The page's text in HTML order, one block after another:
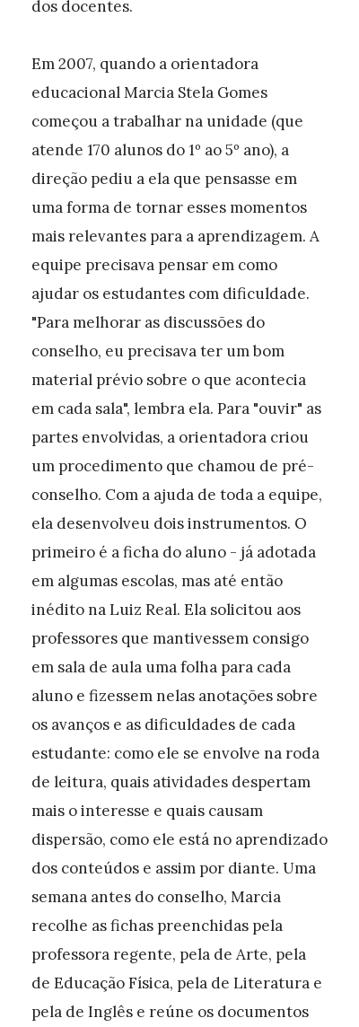
dos docentes.
Em 2007, quando a orientadora
educacional Marcia Stela Gomes
começou a trabalhar na unidade (que
atende 170 alunos do 1º ao 5º ano), a
direção pediu a ela que pensasse em
uma forma de tornar esses momentos
mais relevantes para a aprendizagem. A
equipe precisava pensar em como
ajudar os estudantes com dificuldade.
"Para melhorar as discussões do
conselho, eu precisava ter um bom
material prévio sobre o que acontecia
em cada sala", lembra ela. Para "ouvir" as
partes envolvidas, a orientadora criou
um procedimento que chamou de pré-
conselho. Com a ajuda de toda a equipe,
ela desenvolveu dois instrumentos. O
primeiro é a ficha do aluno - já adotada
em algumas escolas, mas até então
inédito na Luiz Real. Ela solicitou aos
professores que mantivessem consigo
em sala de aula uma folha para cada
aluno e fizessem nelas anotações sobre
os avanços e as dificuldades de cada
estudante: como ele se envolve na roda
de leitura, quais atividades despertam
mais o interesse e quais causam
dispersão, como ele está no aprendizado
dos conteúdos e assim por diante. Uma
semana antes do conselho, Marcia
recolhe as fichas preenchidas pela
professora regente, pela de Arte, pela
de Educação Física, pela de Literatura e
pela de Inglês e reúne os documentos